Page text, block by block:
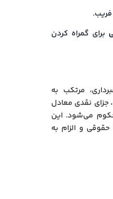
برای گمراه کردن
مرتکب به
نقدی معادل
می‌شود. این
حقوقی و الزام به